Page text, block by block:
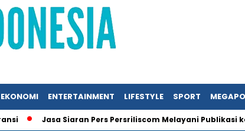
EKONOMI ENTERTAINMENT LIFESTYLE SPORT
Jasa Siaran Pers Persriliscom Melayani Publikasi ke